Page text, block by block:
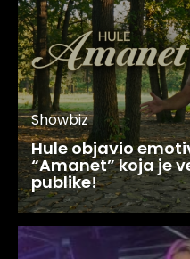
Showbiz
Hule objavio
“Amanet” koja je
publike!